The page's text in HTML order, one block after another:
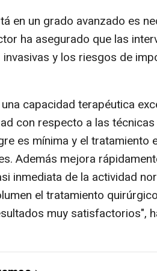
en un grado avanzado es
ha asegurado que las
y los riesgos de
capacidad terapéutica
con respecto a las
es mínima y el tratamiento
Además mejora
inmediata de la actividad
el tratamiento
muy satisfactorios",